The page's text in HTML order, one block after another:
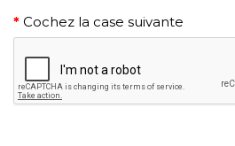
Cochez la case suivante